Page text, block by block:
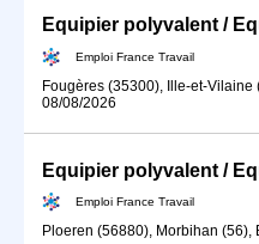
Emploi France Travail
Fougères (35300), Ille-et-Vilaine
08/08/2026
Emploi France Travail
Ploeren (56880), Morbihan (56),